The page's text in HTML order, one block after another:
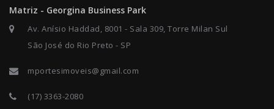
Matriz - Georgina Business Park
Av. Anísio Haddad, 8001 - Sala 309, Torre Milan Sul
São José do Rio Preto - SP
mportesimoveis@gmail.com
(17) 3363-2080